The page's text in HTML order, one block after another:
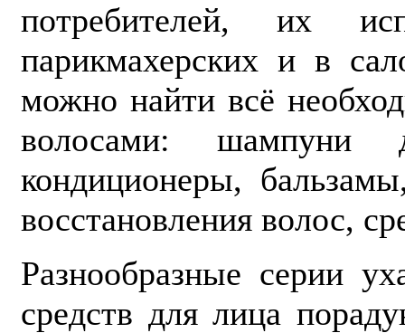
потребителей, их
парикмахерских и в
можно найти всё
волосами: шампуни
кондиционеры,
восстановления волос,
Разнообразные серии
средств для лица